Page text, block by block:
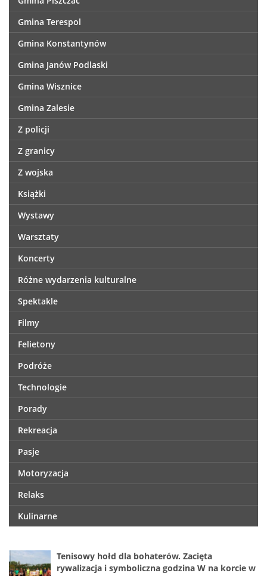
Gmina Terespol
Gmina Konstantynów
Gmina Janów Podlaski
Gmina Wisznice
Gmina Zalesie
Z policji
Z granicy
Z wojska
Książki
Wystawy
Warsztaty
Koncerty
Różne wydarzenia kulturalne
Spektakle
Filmy
Felietony
Podróże
Technologie
Porady
Rekreacja
Pasje
Motoryzacja
Relaks
Kulinarne
Tenisowy hołd dla bohaterów. Zacięta
rywalizacja i symboliczna godzina W na korcie w